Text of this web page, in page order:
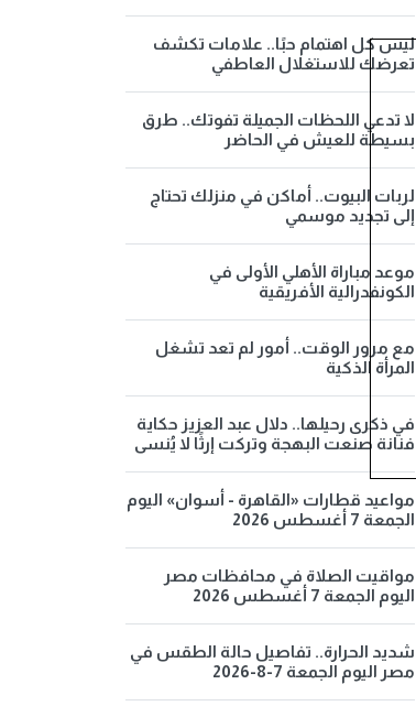
ليس كل اهتمام حبًا.. علامات تكشف
تعرضك للاستغلال العاطفي
لا تدعي اللحظات الجميلة تفوتك.. طرق
بسيطة للعيش في الحاضر
لربات البيوت.. أماكن في منزلك تحتاج
إلى تجديد موسمي
موعد مباراة الأهلي الأولى في
الكونفدرالية الأفريقية
مع مرور الوقت.. أمور لم تعد تشغل
المرأة الذكية
في ذكرى رحيلها.. دلال عبد العزيز حكاية
فنانة صنعت البهجة وتركت إرثًا لا يُنسى
مواعيد قطارات «القاهرة - أسوان» اليوم
الجمعة 7 أغسطس 2026
مواقيت الصلاة في محافظات مصر
اليوم الجمعة 7 أغسطس 2026
شديد الحرارة.. تفاصيل حالة الطقس في
مصر اليوم الجمعة 7-8-2026